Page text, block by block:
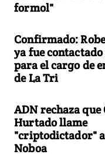
formol"
Confirmado:
ya fue contactado
para el cargo de
de La Tri
ADN rechaza que
Hurtado llame
"criptodictador"
Noboa